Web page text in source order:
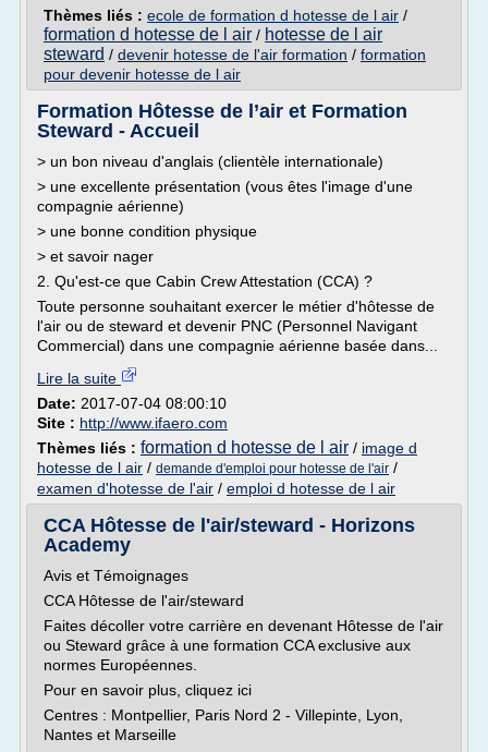
Thèmes liés : ecole de formation d hotesse de l air /
formation d hotesse de l air / hotesse de l air
steward / devenir hotesse de l'air formation / formation
pour devenir hotesse de l air
Formation Hôtesse de l’air et Formation
Steward - Accueil
> un bon niveau d'anglais (clientèle internationale)
> une excellente présentation (vous êtes l'image d'une
compagnie aérienne)
> une bonne condition physique
> et savoir nager
2. Qu'est-ce que Cabin Crew Attestation (CCA) ?
Toute personne souhaitant exercer le métier d'hôtesse de
l'air ou de steward et devenir PNC (Personnel Navigant
Commercial) dans une compagnie aérienne basée dans...
Lire la suite
Date: 2017-07-04 08:00:10
Site : http://www.ifaero.com
Thèmes liés : formation d hotesse de l air / image d
hotesse de l air / demande d'emploi pour hotesse de l'air /
examen d'hotesse de l'air / emploi d hotesse de l air
CCA Hôtesse de l'air/steward - Horizons
Academy
Avis et Témoignages
CCA Hôtesse de l'air/steward
Faites décoller votre carrière en devenant Hôtesse de l'air
ou Steward grâce à une formation CCA exclusive aux
normes Européennes.
Pour en savoir plus, cliquez ici
Centres : Montpellier, Paris Nord 2 - Villepinte, Lyon,
Nantes et Marseille